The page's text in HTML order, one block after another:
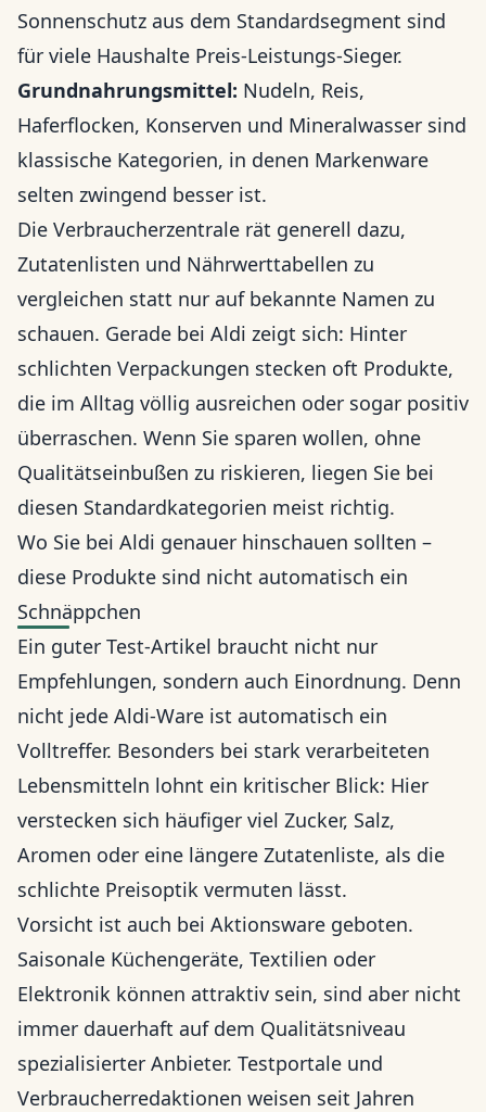
Sonnenschutz aus dem Standardsegment sind
für viele Haushalte Preis-Leistungs-Sieger.
Grundnahrungsmittel: Nudeln, Reis,
Haferflocken, Konserven und Mineralwasser sind
klassische Kategorien, in denen Markenware
selten zwingend besser ist.
Die Verbraucherzentrale rät generell dazu,
Zutatenlisten und Nährwerttabellen zu
vergleichen statt nur auf bekannte Namen zu
schauen. Gerade bei Aldi zeigt sich: Hinter
schlichten Verpackungen stecken oft Produkte,
die im Alltag völlig ausreichen oder sogar positiv
überraschen. Wenn Sie sparen wollen, ohne
Qualitätseinbußen zu riskieren, liegen Sie bei
diesen Standardkategorien meist richtig.
Wo Sie bei Aldi genauer hinschauen sollten –
diese Produkte sind nicht automatisch ein
Schnäppchen
Ein guter Test-Artikel braucht nicht nur
Empfehlungen, sondern auch Einordnung. Denn
nicht jede Aldi-Ware ist automatisch ein
Volltreffer. Besonders bei stark verarbeiteten
Lebensmitteln lohnt ein kritischer Blick: Hier
verstecken sich häufiger viel Zucker, Salz,
Aromen oder eine längere Zutatenliste, als die
schlichte Preisoptik vermuten lässt.
Vorsicht ist auch bei Aktionsware geboten.
Saisonale Küchengeräte, Textilien oder
Elektronik können attraktiv sein, sind aber nicht
immer dauerhaft auf dem Qualitätsniveau
spezialisierter Anbieter. Testportale und
Verbraucherredaktionen weisen seit Jahren